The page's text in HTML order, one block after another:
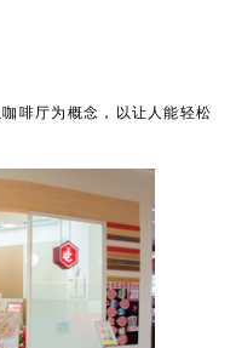
啡厅为概念，以让人能轻松